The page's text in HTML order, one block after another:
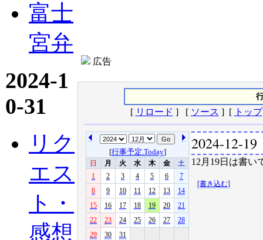
富士
宮弁
2024-1
0-31
リク
エス
ト・
感想
広告
[ リロード ] [ ソース ] [ トップ
[行事予定.Today]
日 月 火 水 木 金
土
1
2 3 4 5 6
7
8
9 10 11 12 13
14
15
16 17 18 19 20
21
22
23 24 25 26 27
28
29
30 31
2024-12-19
12月19日は書い
[書き込む]